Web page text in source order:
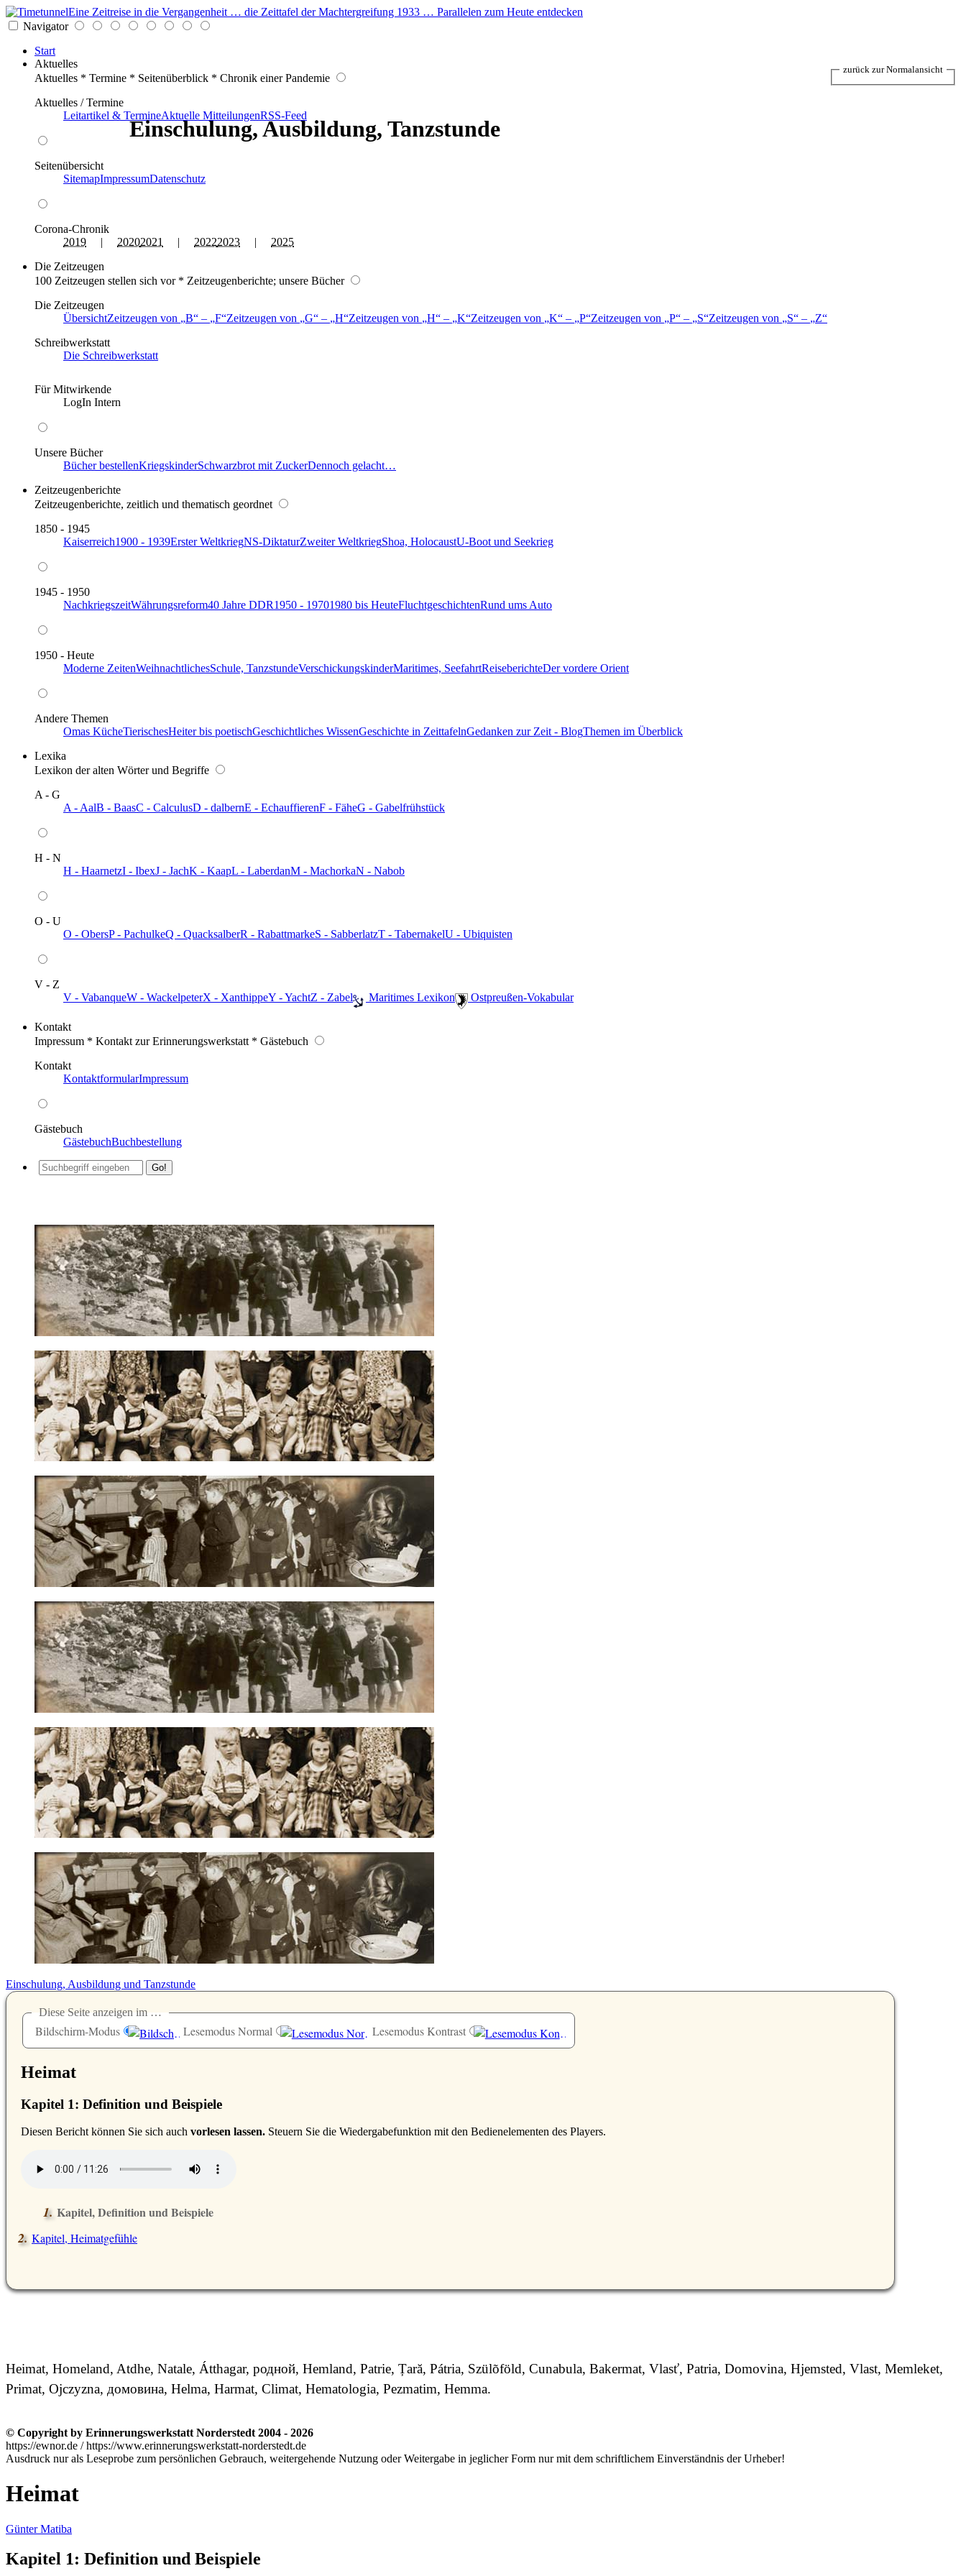
Eine Zeitreise in die Vergangenheit … die Zeittafel der Machtergreifung 1933 … Parallelen zum Heute entdecken
Navigator
Start
Aktuelles
Aktuelles * Termine * Seitenüberblick * Chronik einer Pandemie
Aktuelles / Termine
Leitartikel & TermineAktuelle MitteilungenRSS-Feed
Seitenübersicht
SitemapImpressumDatenschutz
Corona-Chronik
2019 | 20202021 | 20222023 | 2025
Die Zeitzeugen
100 Zeitzeugen stellen sich vor * Zeitzeugenberichte; unsere Bücher
Die Zeitzeugen
ÜbersichtZeitzeugen von B – F Zeitzeugen von G – H Zeitzeugen von H – K Zeitzeugen von K – P Zeitzeugen von P – S Zeitzeugen von S –
Z
Schreibwerkstatt
Die Schreibwerkstatt
Für Mitwirkende
LogIn Intern
Unsere Bücher
Bücher bestellenKriegskinderSchwarzbrot mit ZuckerDennoch gelacht…
Zeitzeugenberichte
Zeitzeugenberichte, zeitlich und thematisch geordnet
1850 - 1945
Kaiserreich1900 - 1939Erster WeltkriegNS-DiktaturZweiter WeltkriegShoa, HolocaustU-Boot und Seekrieg
1945 - 1950
NachkriegszeitWährungsreform40 Jahre DDR1950 - 19701980 bis HeuteFluchtgeschichtenRund ums Auto
1950 - Heute
Moderne ZeitenWeihnachtlichesSchule, TanzstundeVerschickungskinderMaritimes, SeefahrtReiseberichteDer vordere Orient
Andere Themen
Omas KücheTierischesHeiter bis poetischGeschichtliches WissenGeschichte in ZeittafelnGedanken zur Zeit - BlogThemen im Überblick
Lexika
Lexikon der alten Wörter und Begriffe
A - G
A - AalB - BaasC - CalculusD - dalbernE - EchauffierenF - FäheG - Gabelfrühstück
H - N
H - HaarnetzI - IbexJ - JachK - KaapL - LaberdanM - MachorkaN - Nabob
O - U
O - ObersP - PachulkeQ - QuacksalberR - RabattmarkeS - SabberlatzT - TabernakelU - Ubiquisten
V - Z
V - VabanqueW - WackelpeterX - XanthippeY - YachtZ - Zabel ️ Maritimes Lexikon ️ Ostpreußen-Vokabular
Kontakt
Impressum * Kontakt zur Erinnerungswerkstatt * Gästebuch
Kontakt
KontaktformularImpressum
Gästebuch
GästebuchBuchbestellung
Einschulung, Ausbildung, Tanzstunde
Einschulung, Ausbildung und Tanzstunde
Diese Seite anzeigen im …
Bildschirm-Modus Lesemodus Normal Lesemodus Kontrast
Heimat
Kapitel 1: Definition und Beispiele
Diesen Bericht können Sie sich auch vorlesen lassen. Steuern Sie die Wiedergabefunktion mit den Bedienelementen des Players.
Kapitel, Definition und Beispiele
Kapitel, Heimatgefühle
Heimat, Homeland, Atdhe, Natale, Átthagar, родной, Hemland, Patrie, Țară, Pátria, Szülõföld, Cunabula, Bakermat, Vlasť, Patria, Domovina, Hjemsted, Vlast, Memleket,
Primat, Ojczyzna, домовина, Helma, Harmat, Climat, Hematologia, Pezmatim, Hemma.
© Copyright by Erinnerungswerkstatt Norderstedt 2004 - 2026
https://ewnor.de / https://www.erinnerungswerkstatt-norderstedt.de
Ausdruck nur als Leseprobe zum persönlichen Gebrauch, weitergehende Nutzung oder Weitergabe in jeglicher Form nur mit dem schriftlichem Einverständnis der Urheber!
zurück zur Normalansicht
Heimat
Günter Matiba
Kapitel 1: Definition und Beispiele